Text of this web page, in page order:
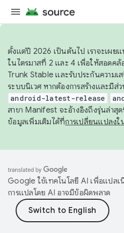
ตั้งแต่ปี 2026 เป็นต้นไป เราจะเผย
ในไตรมาสที่ 2 และ 4 เพื่อให้สอดค
Trunk Stable และรับประกันความ
ระบบนิเวศ หากต้องการสร้างและมีส่
android-latest-release
สาขา Manifest จะอ้างอิงถึงรุ่นล่าสุ
ข้อมูลเพิ่มเติมได้ที่การเปลี่ยนแปลงใ
Google ใช้เทคโนโลยี AI เพื่อแปล
การแปลโดย AI อาจมีข้อผิดพลาด